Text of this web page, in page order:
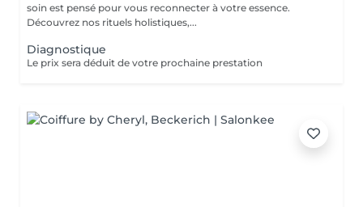
soin est pensé pour vous reconnecter à votre essence.
Découvrez nos rituels holistiques,...
Diagnostique
Le prix sera déduit de votre prochaine prestation